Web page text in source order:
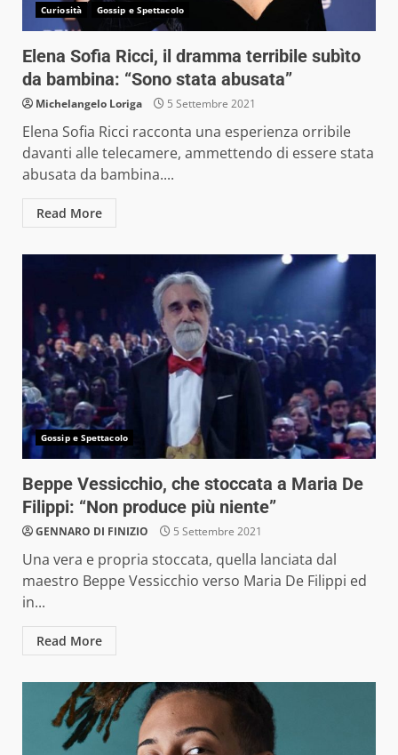
Curiosità Gossip e Spettacolo
Elena Sofia Ricci, il dramma terribile subìto
da bambina: “Sono stata abusata”
Michelangelo Loriga 5 Settembre 2021
Elena Sofia Ricci racconta una esperienza orribile
davanti alle telecamere, ammettendo di essere stata
abusata da bambina....
Read More
Gossip e Spettacolo
Beppe Vessicchio, che stoccata a Maria De
Filippi: “Non produce più niente”
GENNARO DI FINIZIO 5 Settembre 2021
Una vera e propria stoccata, quella lanciata dal
maestro Beppe Vessicchio verso Maria De Filippi ed
in...
Read More